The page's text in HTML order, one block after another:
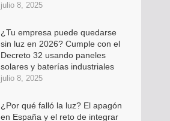
julio 8, 2025
¿Tu empresa puede quedarse
sin luz en 2026? Cumple con el
Decreto 32 usando paneles
solares y baterías industriales
julio 8, 2025
¿Por qué falló la luz? El apagón
en España y el reto de integrar